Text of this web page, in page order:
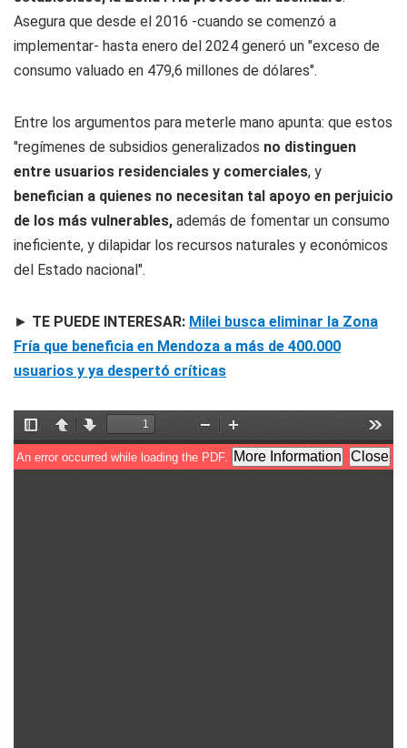
Asegura que desde el 2016 -cuando se comenzó a
implementar- hasta enero del 2024 generó un "exceso de
consumo valuado en 479,6 millones de dólares".
Entre los argumentos para meterle mano apunta: que estos
"regímenes de subsidios generalizados no distinguen
entre usuarios residenciales y comerciales, y
benefician a quienes no necesitan tal apoyo en perjuicio
de los más vulnerables, además de fomentar un consumo
ineficiente, y dilapidar los recursos naturales y económicos
del Estado nacional".
► TE PUEDE INTERESAR: Milei busca eliminar la Zona
Fría que beneficia en Mendoza a más de 400.000
usuarios y ya despertó críticas